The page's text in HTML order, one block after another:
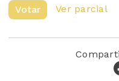
Votar
Ver parcial